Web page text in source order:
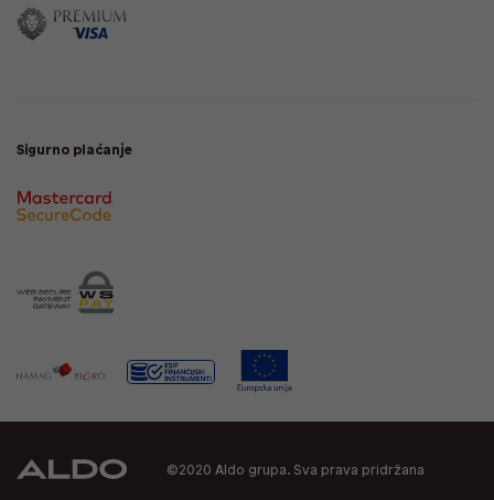
Sigurno plaćanje
©2020 Aldo grupa. Sva prava pridržana